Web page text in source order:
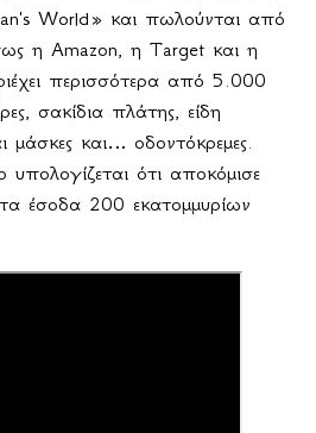
World» και πωλούνται από
η Amazon, η Target και η
περισσότερα από 5.000
σακίδια πλάτης, είδη
μάσκες και… οδοντόκρεμες.
ότι αποκόμισε
έσοδα 200 εκατομμυρίων